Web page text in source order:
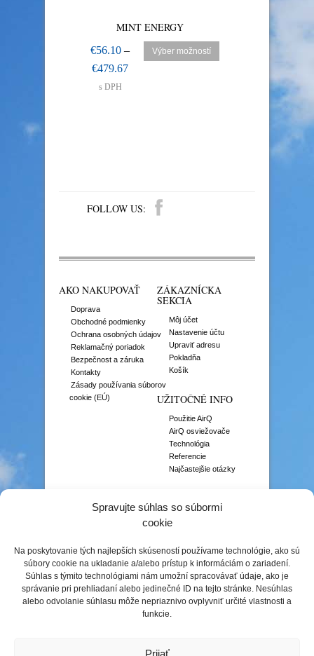
Spravujte súhlas so súbormi
cookie
Na poskytovanie tých najlepších skúseností používame technológie, ako sú
súbory cookie na ukladanie a/alebo prístup k informáciám o zariadení.
Súhlas s týmito technológiami nám umožní spracovávať údaje, ako je
správanie pri prehliadaní alebo jedinečné ID na tejto stránke. Nesúhlas
alebo odvolanie súhlasu môže nepriaznivo ovplyvniť určité vlastnosti a
funkcie.
Prijať
MINT ENERGY
€56.10 –
€479.67
s DPH
Výber možností
479.67
FOLLOW US:
AKO NAKUPOVAŤ
Doprava
Obchodné podmienky
Ochrana osobných údajov
Reklamačný poriadok
Bezpečnost a záruka
Kontakty
Zásady používania súborov
cookie (EÚ)
ZÁKAZNÍCKA
SEKCIA
Môj účet
Nastavenie účtu
Upraviť adresu
Pokladňa
Košík
UŽITOČNÉ INFO
Použitie AirQ
AirQ osviežovače
Technológia
Referencie
Najčastejšie otázky
Gurmánske vône
Gurmánske prémiové
Kvetinové vône
Niche vône
Ovocné vône
Prémiové vône